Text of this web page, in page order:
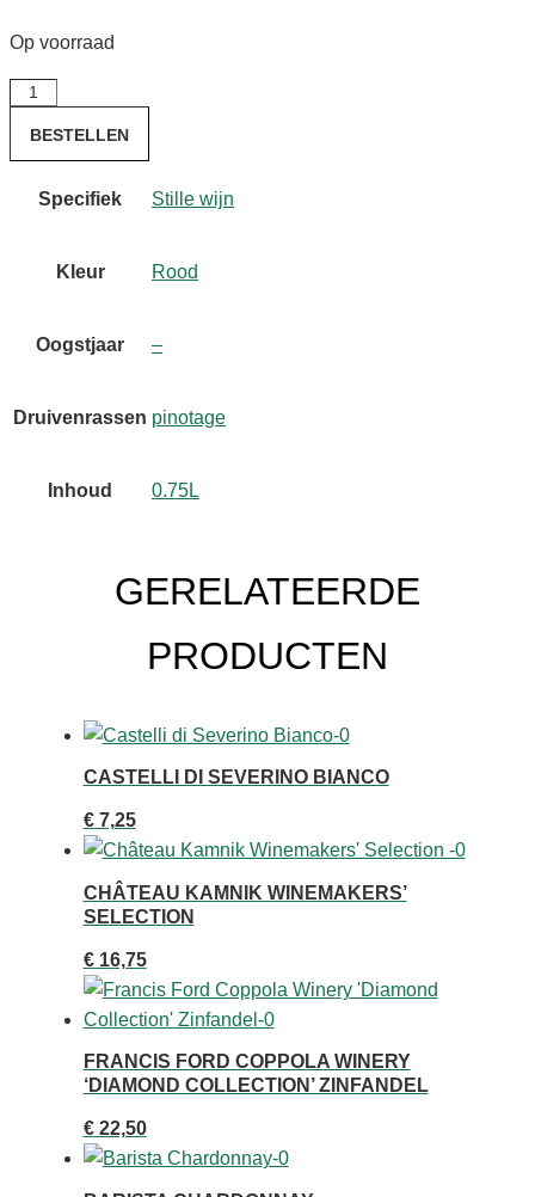
Op voorraad
False
Pinotage
BESTELLEN
Specifiek Stille wijn
Kleur Rood
Oogstjaar –
Druivenrassen pinotage
Inhoud 0.75L
GERELATEERDE
PRODUCTEN
CASTELLI DI SEVERINO BIANCO
€7,25
CHÂTEAU KAMNIK WINEMAKERS’
SELECTION
€16,75
FRANCIS FORD COPPOLA WINERY
‘DIAMOND COLLECTION’ ZINFANDEL
€22,50